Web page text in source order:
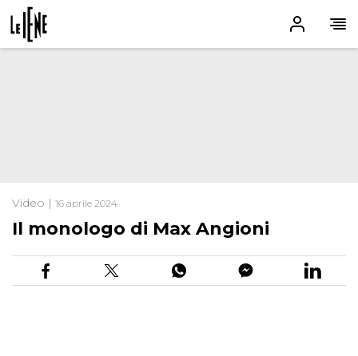
Video | 16 aprile 2024
Il monologo di Max Angioni